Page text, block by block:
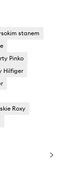
stanem
Pinko
Hilfiger
Roxy